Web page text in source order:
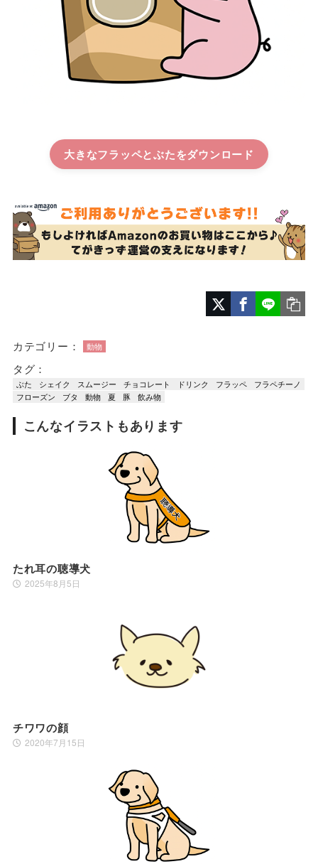
大きなフラッペとぶた
カテゴリー： 動物
タグ：
ぶた シェイク スムージー チョコレート ドリンク フラッペ
フラペチーノ
フローズン
ブタ 動物 夏 豚 飲み物
こんなイラストもあります
たれ耳の聴導犬
2025年8月5日
チワワの顔
2020年7月15日